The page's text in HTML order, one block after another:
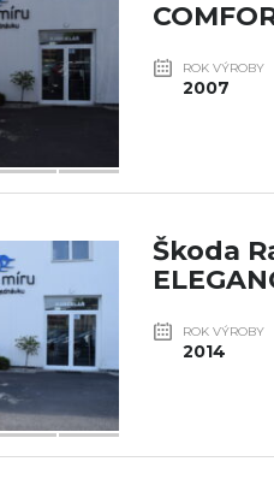
ROK VÝROBY
2007
Škoda
ROK VÝROBY
2014